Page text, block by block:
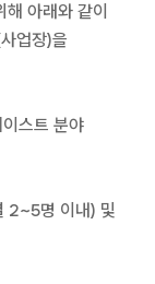
아래와 같이
업장)을
스트 분야
2~5명 이내) 및